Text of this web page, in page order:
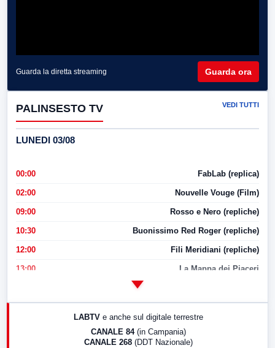
Guarda la diretta streaming Guarda ora
PALINSESTO TV VEDI TUTTI
LUNEDI 03/08
00:00 FabLab (replica)
02:00 Nouvelle Vouge (Film)
09:00 Rosso e Nero (repliche)
10:30 Buonissimo Red Roger (repliche)
12:00 Fili Meridiani (repliche)
13:00 La Mappa dei Piaceri
LABTV e anche sul digitale terrestre
CANALE 84 (in Campania)
CANALE 268 (DDT Nazionale)